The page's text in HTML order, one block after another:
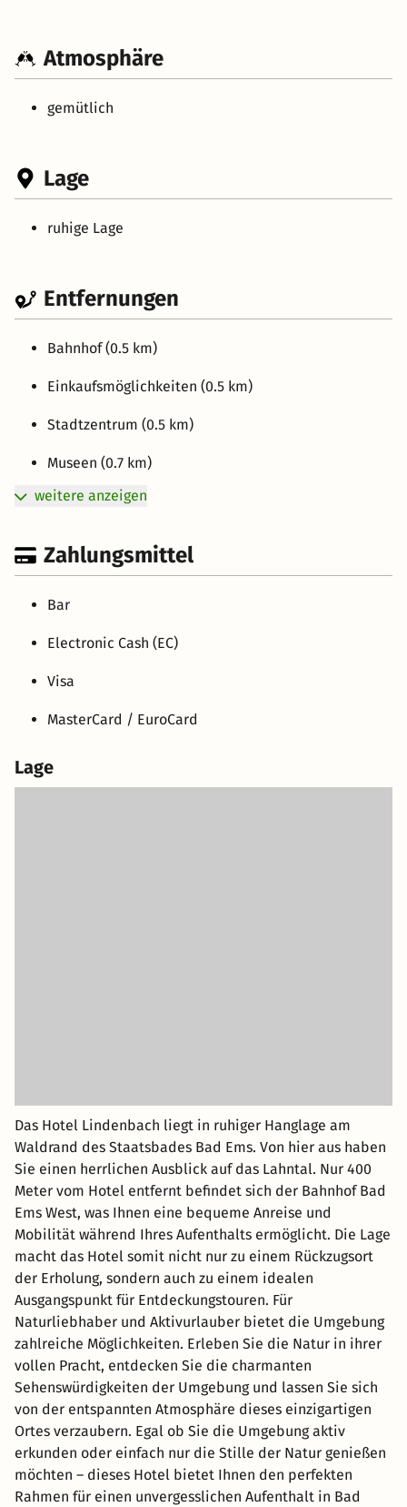
Atmosphäre
gemütlich
Lage
ruhige Lage
Entfernungen
Bahnhof (0.5 km)
Einkaufsmöglichkeiten (0.5 km)
Stadtzentrum (0.5 km)
Museen (0.7 km)
weitere anzeigen
Zahlungsmittel
Bar
Electronic Cash (EC)
Visa
MasterCard / EuroCard
Lage
Das Hotel Lindenbach liegt in ruhiger Hanglage am
Waldrand des Staatsbades Bad Ems. Von hier aus haben
Sie einen herrlichen Ausblick auf das Lahntal. Nur 400
Meter vom Hotel entfernt befindet sich der Bahnhof Bad
Ems West, was Ihnen eine bequeme Anreise und
Mobilität während Ihres Aufenthalts ermöglicht. Die Lage
macht das Hotel somit nicht nur zu einem Rückzugsort
der Erholung, sondern auch zu einem idealen
Ausgangspunkt für Entdeckungstouren. Für
Naturliebhaber und Aktivurlauber bietet die Umgebung
zahlreiche Möglichkeiten. Erleben Sie die Natur in ihrer
vollen Pracht, entdecken Sie die charmanten
Sehenswürdigkeiten der Umgebung und lassen Sie sich
von der entspannten Atmosphäre dieses einzigartigen
Ortes verzaubern. Egal ob Sie die Umgebung aktiv
erkunden oder einfach nur die Stille der Natur genießen
möchten – dieses Hotel bietet Ihnen den perfekten
Rahmen für einen unvergesslichen Aufenthalt in Bad